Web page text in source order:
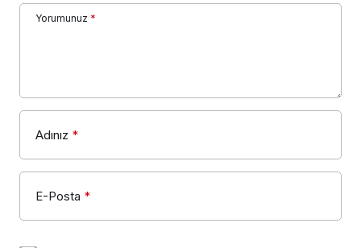
Yorumunuz *
Adınız *
E-Posta *